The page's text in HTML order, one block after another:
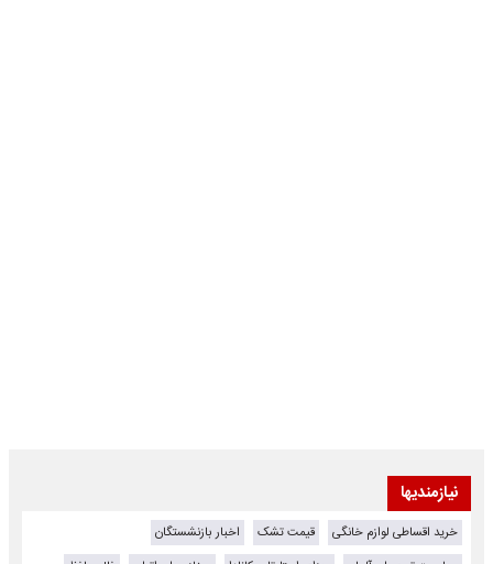
نیازمندیها
خرید اقساطی لوازم خانگی قیمت تشک
اخبار بازنشستگان